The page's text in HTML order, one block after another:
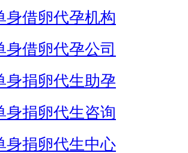
身借卵代孕机构
身借卵代孕公司
身捐卵代生助孕
身捐卵代生咨询
身捐卵代生中心